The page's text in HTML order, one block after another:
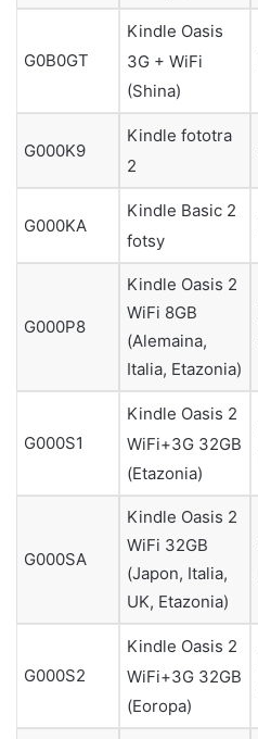
G0B0GT
Kindle Oasis
3G + WiFi
(Shina)
G000K9
Kindle fototra
2
G000KA
Kindle Basic 2
fotsy
G000P8
Kindle Oasis 2
WiFi 8GB
(Alemaina,
Italia, Etazonia)
G000S1
Kindle Oasis 2
WiFi+3G 32GB
(Etazonia)
G000SA
Kindle Oasis 2
WiFi 32GB
(Japon, Italia,
UK, Etazonia)
G000S2
Kindle Oasis 2
WiFi+3G 32GB
(Eoropa)